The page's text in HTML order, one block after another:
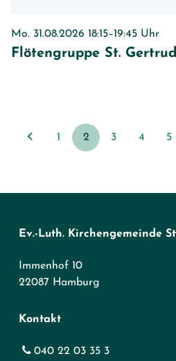
Mo. 31.08.2026 18:15–19:45 Uhr
Flötengruppe St. Gertrud
1 2 3 4 5
Ev.-Luth. Kirchengemeinde
Immenhof 10
22087 Hamburg
Kontakt
040 22 03 35 3